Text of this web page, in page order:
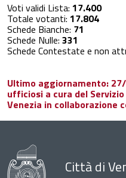
Voti validi Lista: 17.400
Totale votanti: 17.804
Schede Bianche: 71
Schede Nulle: 331
Schede Contestate e non
Ultimo aggiornamento:
ufficiosi a cura del
Venezia in collaborazione
Città di